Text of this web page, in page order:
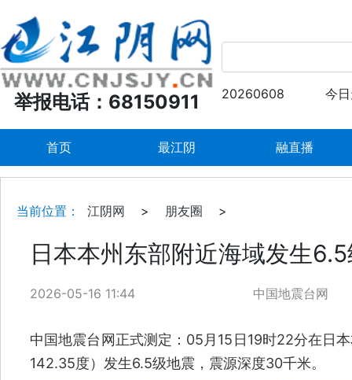
举报电话：68150911 20260608 今
首页 最江阴 融直播
当前位置： 江阴网 > 朋友圈 >
日本本州东部附近海域发生
2026-05-16 11:44 中国地震台网
中国地震台网正式测定：05月15日19时22分在日
142.35度）发生6.5级地震，震源深度30千米。